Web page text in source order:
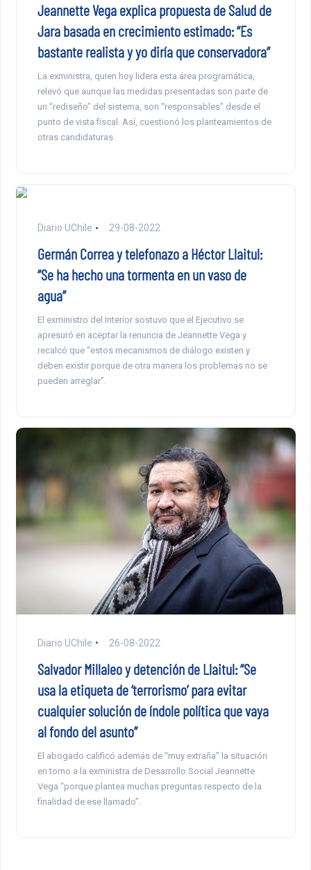
Jeannette Vega explica propuesta de Salud de
Jara basada en crecimiento estimado: “Es
bastante realista y yo diría que conservadora”
La exministra, quien hoy lidera esta área programática,
relevó que aunque las medidas presentadas son parte de
un “rediseño” del sistema, son “responsables” desde el
punto de vista fiscal. Así, cuestionó los planteamientos de
otras candidaturas.
Diario UChile 29-08-2022
Germán Correa y telefonazo a Héctor Llaitul:
“Se ha hecho una tormenta en un vaso de
agua”
El exministro del Interior sostuvo que el Ejecutivo se
apresuró en aceptar la renuncia de Jeannette Vega y
recalcó que “estos mecanismos de diálogo existen y
deben existir porque de otra manera los problemas no se
pueden arreglar”.
Diario UChile 26-08-2022
Salvador Millaleo y detención de Llaitul: “Se
usa la etiqueta de ‘terrorismo’ para evitar
cualquier solución de índole política que vaya
al fondo del asunto”
El abogado calificó además de “muy extraña” la situación
en torno a la exministra de Desarrollo Social Jeannette
Vega “porque plantea muchas preguntas respecto de la
finalidad de ese llamado”.